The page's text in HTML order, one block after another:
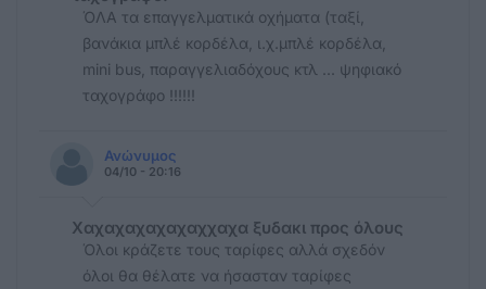
ΌΛΑ τα επαγγελματικά οχήματα (ταξί,
βανάκια μπλέ κορδέλα, ι.χ.μπλέ κορδέλα,
mini bus, παραγγελιαδόχους κτλ ... ψηφιακό
ταχογράφο !!!!!!
Ανώνυμος
04/10 - 20:16
Χαχαχαχαχαχαχχαχα ξυδακι προς όλους
Όλοι κράζετε τους ταρίφες αλλά σχεδόν
όλοι θα θέλατε να ήσασταν ταρίφες